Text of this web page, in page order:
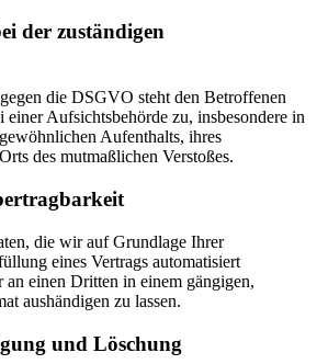
der zuständigen
die DSGVO steht den Betroffenen
einer Aufsichtsbehörde zu, insbesondere in
Aufenthalts, ihres
des mutmaßlichen Verstoßes.
die wir auf Grundlage Ihrer
eines Vertrags automatisiert
an einen Dritten in einem gängigen,
aushändigen zu lassen.
und Löschung